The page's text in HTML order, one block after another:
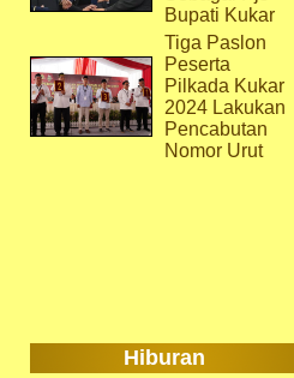
Bupati Kukar
Tiga Paslon
Peserta
Pilkada Kukar
2024 Lakukan
Pencabutan
Nomor Urut
Hiburan